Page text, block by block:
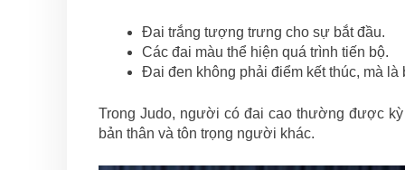
Đai trắng tượng trưng cho sự bắt đầu.
Các đai màu thể hiện quá trình tiến bộ.
Đai đen không phải điểm kết thúc, mà
Trong Judo, người có đai cao thường được
bản thân và tôn trọng người khác.